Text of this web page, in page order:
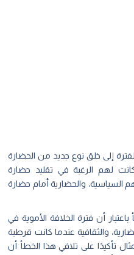
إلى خلق نوع جديد من الحضارة
لهم الرغبة في تقليد حضارة
السياسية، والحضارية أمام حضارة
أن فترة الخلافة الأموية في
والثقافية عندما كانت قرطبة
تأكيدًا على تلافي هذا الخطأ أن